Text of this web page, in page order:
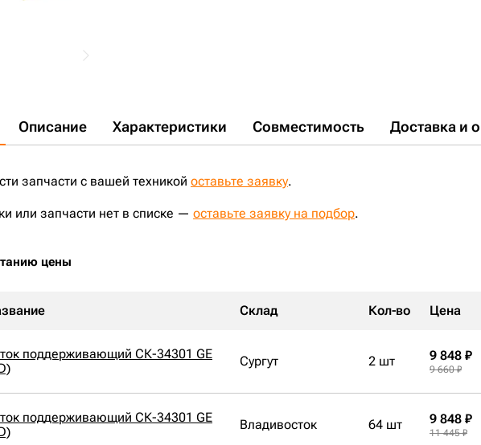
Описание Характеристики Совместимость Доставка и
запчасти с вашей техникой оставьте заявку.
или запчасти нет в списке — оставьте заявку на подбор.
цены
Склад Кол-во Цена
поддерживающий СК-34301 GE
Сургут 2 шт 9 848 ₽
9 660 ₽
поддерживающий СК-34301 GE
Владивосток 64 шт 9 848 ₽
11 445 ₽